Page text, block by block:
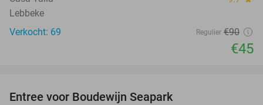
Lebbeke
Verkocht: 69
Regulier €90
€45
Entree voor Boudewijn Seapark